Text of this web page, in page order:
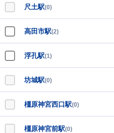
尺土駅(0)
高田市駅(2)
浮孔駅(1)
坊城駅(0)
橿原神宮西口駅(0)
橿原神宮前駅(0)